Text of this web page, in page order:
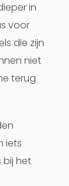
in
voor
die zijn
niet
terug
iets
bij het